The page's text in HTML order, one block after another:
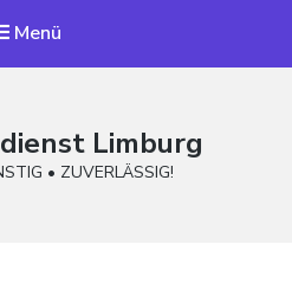
Menü
Limburg
• ZUVERLÄSSIG!